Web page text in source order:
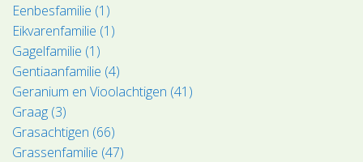
Eenbesfamilie (1)
Eikvarenfamilie (1)
Gagelfamilie (1)
Gentiaanfamilie (4)
Geranium en Vioolachtigen (41)
Graag (3)
Grasachtigen (66)
Grassenfamilie (47)